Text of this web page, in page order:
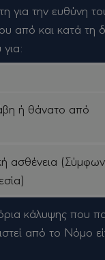
για την ευθύνη
από και κατά τη
ή θάνατο από
ασθένεια
κάλυψης που
από το Νόμο